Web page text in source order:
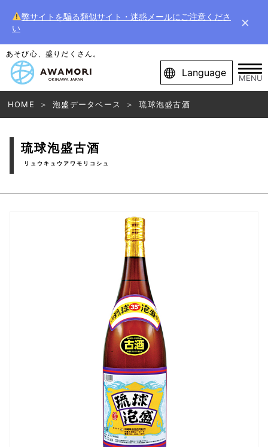
弊サイトを騙る類似サイト・迷惑メールにご注意くださ
い
×
あそび心、盛りだくさん。
Language MENU
HOME 泡盛データベース 琉球泡盛古酒
琉球泡盛古酒
リュウキュウアワモリコシュ